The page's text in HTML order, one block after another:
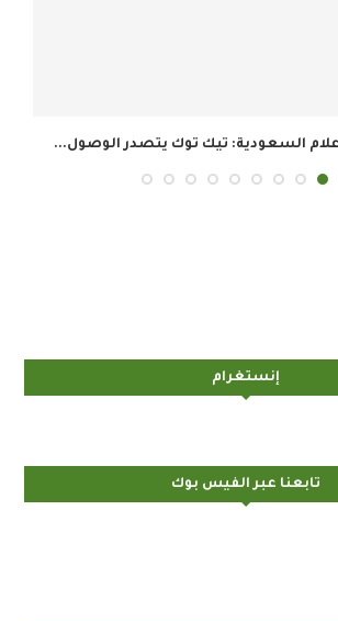
السعودية: تيك توك يتصدر الوصول...
إنستغرام
تابعنا عبر الفيس بوك